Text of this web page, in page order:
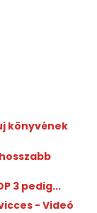
könyvének
3 pedig...
- Videó